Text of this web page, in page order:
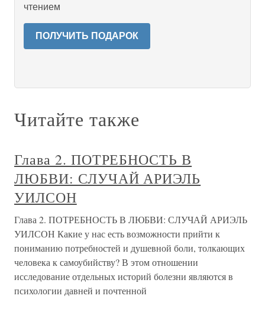
чтением
ПОЛУЧИТЬ ПОДАРОК
Читайте также
Глава 2. ПОТРЕБНОСТЬ В
ЛЮБВИ: СЛУЧАЙ АРИЭЛЬ
УИЛСОН
Глава 2. ПОТРЕБНОСТЬ В ЛЮБВИ: СЛУЧАЙ АРИЭЛЬ
УИЛСОН Какие у нас есть возможности прийти к
пониманию потребностей и душевной боли, толкающих
человека к самоубийству? В этом отношении
исследование отдельных историй болезни являются в
психологии давней и почтенной